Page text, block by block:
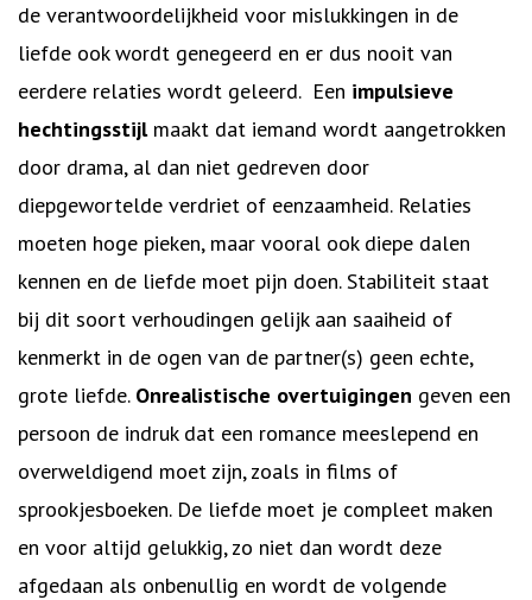
de verantwoordelijkheid voor mislukkingen in de
liefde ook wordt genegeerd en er dus nooit van
eerdere relaties wordt geleerd. Een impulsieve
hechtingsstijlmaakt dat iemand wordt aangetrokken
door drama, al dan niet gedreven door
diepgewortelde verdriet of eenzaamheid. Relaties
moeten hoge pieken, maar vooral ook diepe dalen
kennen en de liefde moet pijn doen. Stabiliteit staat
bij dit soort verhoudingen gelijk aan saaiheid of
kenmerkt in de ogen van de partner(s) geen echte,
grote liefde. Onrealistische overtuigingen geven een
persoon de indruk dat een romance meeslepend en
overweldigend moet zijn, zoals in films of
sprookjesboeken. De liefde moet je compleet maken
en voor altijd gelukkig, zo niet dan wordt deze
afgedaan als onbenullig en wordt de volgende